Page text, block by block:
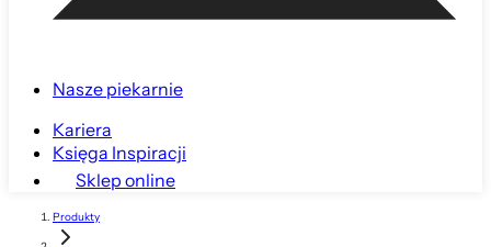
Nasze piekarnie
Kariera
Księga Inspiracji
Sklep online
Produkty